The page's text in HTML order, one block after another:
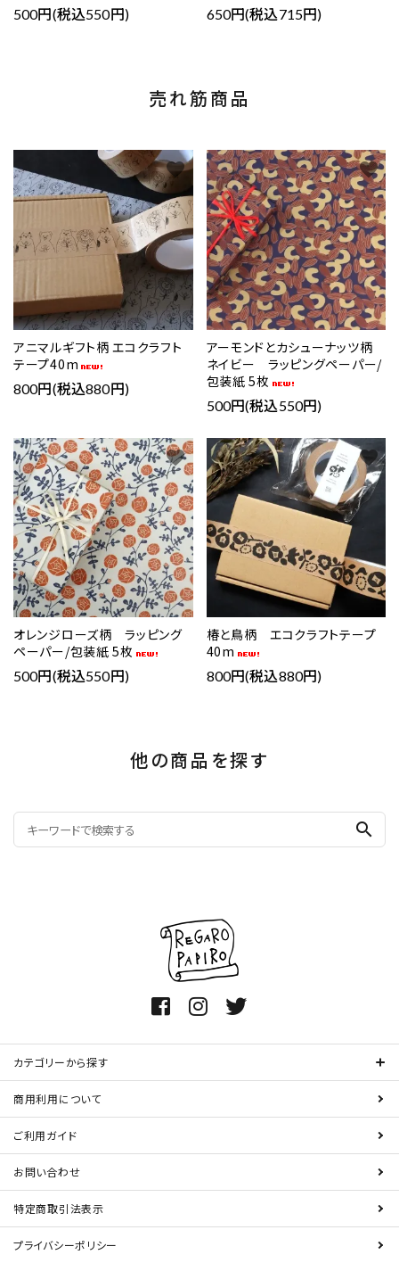
500円(税込550円) 650円(税込715円)
売れ筋商品
アニマルギフト柄 エコクラフト
テープ40m
800円(税込880円)
favorite
アーモンドとカシューナッツ柄
ネイビー ラッピングペーパー/
包装紙 5枚
500円(税込550円)
favorite
オレンジローズ柄 ラッピング
ペーパー/包装紙 5枚
500円(税込550円)
favorite
椿と鳥柄 エコクラフトテープ
40m
800円(税込880円)
favorite
他の商品を探す
search
カテゴリーから探す
商用利用について
ご利用ガイド
お問い合わせ
特定商取引法表示
プライバシーポリシー